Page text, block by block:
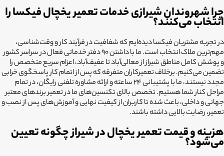
چرا شهروندان شیرازی خدمات تعمیر یخچال فیکسا را
انتخاب می‌کنند؟
در تجربه مشتریان فیکسا دیده‌ایم که شفافیت در فرآیند کار و وقت‌شناسی،
مهم‌ترین ملاک انتخاب است. ما با داشتن ۹۰ دفتر خدماتی فعال در سراسر کشور
و پوشش کامل مناطق شیراز از معالی‌آباد تا عفیف‌آباد، اعزام سریع متخصص را
تضمین می‌کنیم. برخلاف تعمیرکاران متفرقه که پس از اتمام کار پاسخگوی خرابی
مجدد نیستند، ما با پشتیبانی ۲۴ ساعته و ارائه مشاوره تلفنی رایگان، در تمام
مراحل کنار شما هستیم. تخصص بالای تکنسین‌های ما در تعمیر برندهای معتبر
جهانی و داخلی، باعث شده تا کاربران از کیفیت نهایی و آموزش‌های پس از نصب و
تعمیر، رضایت بالایی داشته باشند.
هزینه و قیمت تعمیر یخچال در شیراز چگونه تعیین
می‌شود؟